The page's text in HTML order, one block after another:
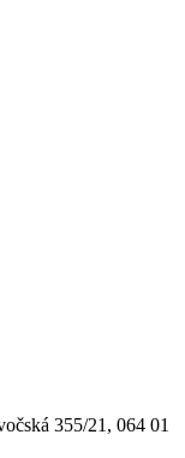
355/21, 064 01